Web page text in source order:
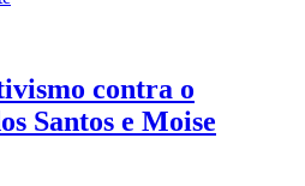
contra o
Santos e Moise